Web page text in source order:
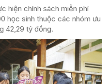
hiện chính sách miễn phí
học sinh thuộc các nhóm ưu
42,29 tỷ đồng.